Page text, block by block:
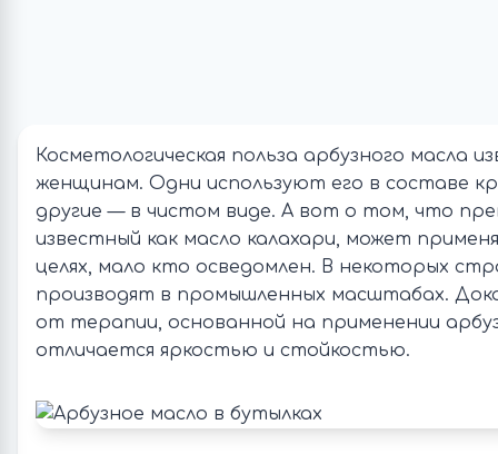
Косметологическая польза арбузного масла
женщинам. Одни используют его в составе
другие — в чистом виде. А вот о том, что
известный как масло калахари, может
целях, мало кто осведомлен. В некоторых
производят в промышленных масштабах.
от терапии, основанной на применении
отличается яркостью и стойкостью.